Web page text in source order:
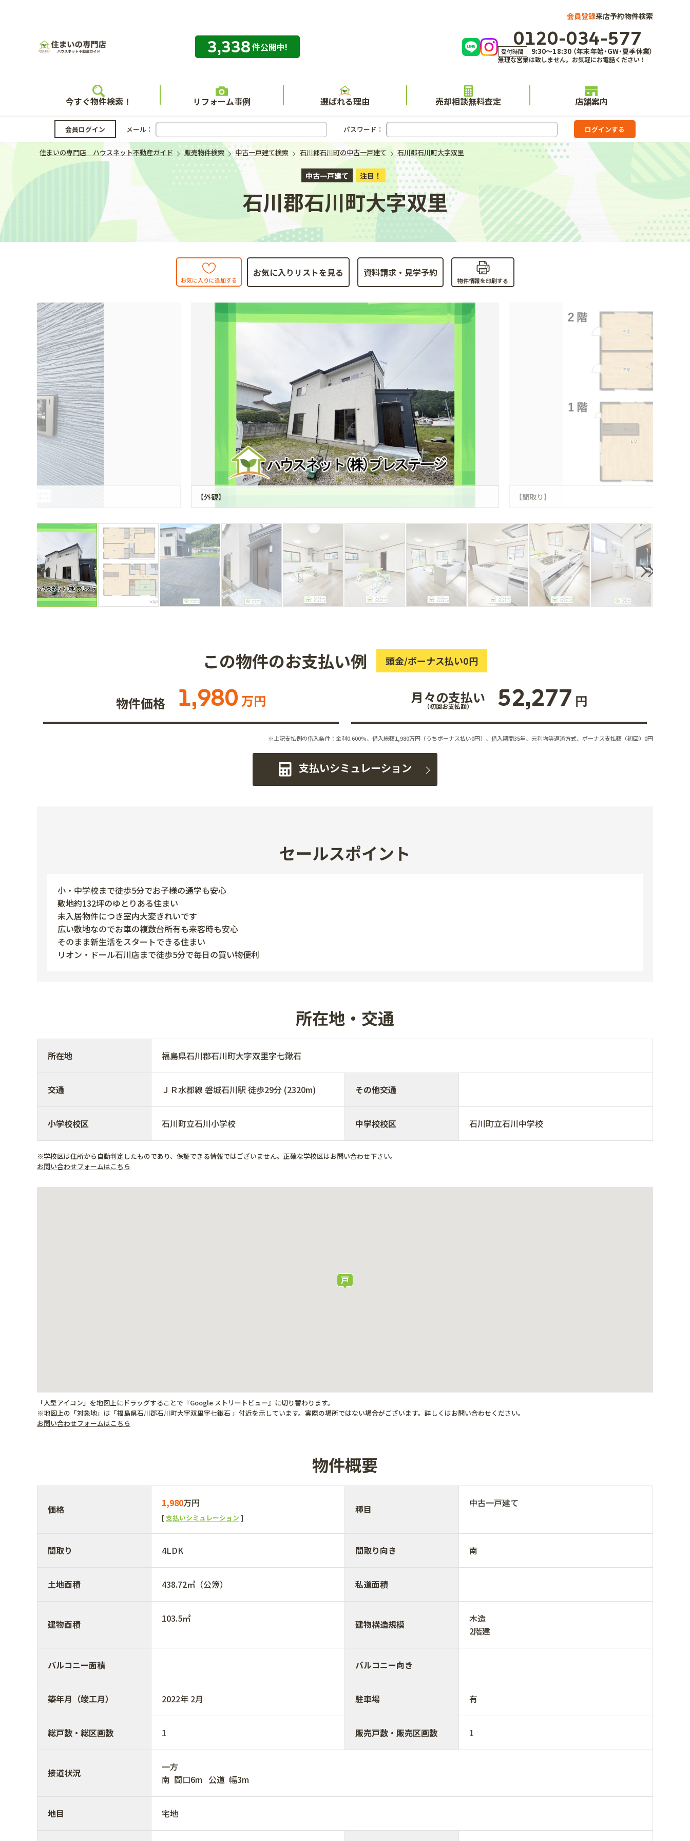
会員登録来店予約物件検索
住まいの専門店 ハウスネット不動産ガイド
3,338件公開中! 0120-034-577
受付時間 9:30～18:30 （年末年始・GW・夏季休業）
無理な営業は致しません。お気軽にお電話ください！
今すぐ物件検索！ リフォーム事例 選ばれる理由 売却相談無料査定 店舗案内
会員ログイン メール： パスワード：
住まいの専門店 ハウスネット不動産ガイド 販売物件検索 中古一戸建て検索 石川郡石川町の中古一戸建て 石川郡石川町大字双里
中古一戸建て 注目！
石川郡石川町大字双里
お気に入りに追加する
お気に入りリストを見る
物件情報を印刷する
【外観】 【間取り】
この物件のお支払い例 頭金/ボーナス払い0円
物件価格 1,980 万円 月々の支払い
（初回お支払額） 52,277 円
※上記支払例の借入条件：金利0.600%、借入総額1,980万円（うちボーナス払い0円）、借入期間35年、元利均等返済方式、ボーナス支払額（初回）0円
支払いシミュレーション
セールスポイント
小・中学校まで徒歩5分でお子様の通学も安心
敷地約132坪のゆとりある住まい
未入居物件につき室内大変きれいです
広い敷地なのでお車の複数台所有も来客時も安心
そのまま新生活をスタートできる住まい
リオン・ドール石川店まで徒歩5分で毎日の買い物便利
所在地・交通
所在地 福島県石川郡石川町大字双里字七鍬石
交通 ＪＲ水郡線 磐城石川駅 徒歩29分 (2320m) その他交通
小学校校区 石川町立石川小学校 中学校校区 石川町立石川中学校
※学校区は住所から自動判定したものであり、保証できる情報ではございません。正確な学校区はお問い合わせ下さい。
お問い合わせフォームはこちら
「人型アイコン」を地図上にドラッグすることで『Google ストリートビュー』に切り替わります。
※地図上の「対象地」は「福島県石川郡石川町大字双里字七鍬石 」付近を示しています。実際の場所ではない場合がございます。詳しくはお問い合わせください。
お問い合わせフォームはこちら
物件概要
価格
1,980万円
支払いシミュレーション
種目
中古一戸建て
間取り 4LDK 間取り向き 南
土地面積 438.72㎡（公簿） 私道面積
建物面積 103.5㎡ 建物構造規模
木造
2階建
バルコニー面積 バルコニー向き
築年月（竣工月） 2022年 2月 駐車場 有
総戸数・総区画数 1 販売戸数・販売区画数 1
接道状況
一方
南 間口6m 公道 幅3m
地目 宅地